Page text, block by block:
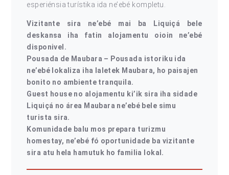
esperiénsia turístika ida ne’ebé kompletu.
Vizitante sira ne’ebé mai ba Liquiçá bele
deskansa iha fatin alojamentu oioin ne’ebé
disponivel.
Pousada de Maubara – Pousada istoriku ida
ne’ebé lokaliza iha laletek Maubara, ho paisajen
bonito no ambiente tranquila.
Guest house no alojamentu ki’ik sira iha sidade
Liquiçá no área Maubara ne’ebé bele simu
turista sira.
Komunidade balu mos prepara turizmu
homestay, ne’ebé fó oportunidade ba vizitante
sira atu hela hamutuk ho familia lokal.